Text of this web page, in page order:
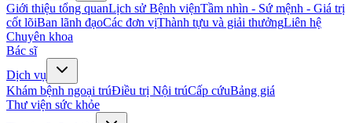
Giới thiệu tổng quanLịch sử Bệnh việnTầm nhìn - Sứ mệnh - Giá trị
cốt lõiBan lãnh đạoCác đơn vịThành tựu và giải thưởngLiên hệ
Chuyên khoa
Bác sĩ
Dịch vụ
Khám bệnh ngoại trúĐiều trị Nội trúCấp cứuBảng giá
Thư viện sức khỏe